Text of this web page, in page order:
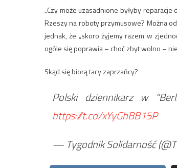
„Czy może uzasadnione byłyby
Rzeszy na roboty przymusowe? Można
jednak, że „skoro żyjemy razem w
ogóle się poprawia – choć zbyt wolno –
Skąd się biorą tacy zaprzańcy?
Polski dziennikarz w
https://t.co/xYyGhBB15P
— Tygodnik Solidarność